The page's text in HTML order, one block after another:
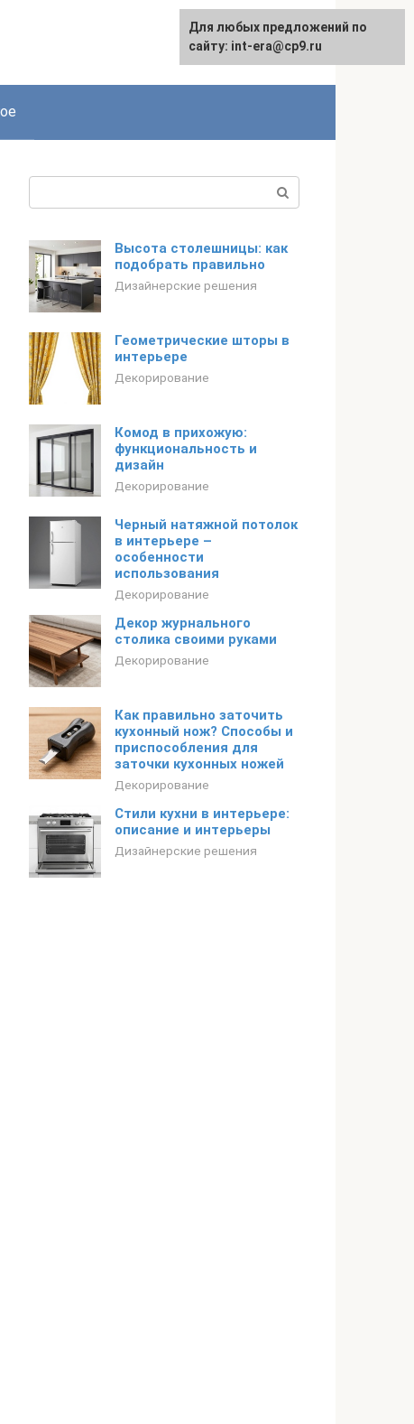
English
Высота столешницы: как
подобрать правильно
Дизайнерские решения
Геометрические шторы в
интерьере
Декорирование
Комод в прихожую:
функциональность и
дизайн
Декорирование
Черный натяжной потолок
в интерьере –
особенности
использования
Декорирование
Декор журнального
столика своими руками
Декорирование
Как правильно заточить
кухонный нож? Способы и
приспособления для
заточки кухонных ножей
Декорирование
Стили кухни в интерьере:
описание и интерьеры
Дизайнерские решения
Для любых предложений по
сайту: int-era@cp9.ru